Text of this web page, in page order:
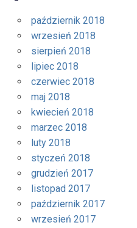
październik 2018
wrzesień 2018
sierpień 2018
lipiec 2018
czerwiec 2018
maj 2018
kwiecień 2018
marzec 2018
luty 2018
styczeń 2018
grudzień 2017
listopad 2017
październik 2017
wrzesień 2017